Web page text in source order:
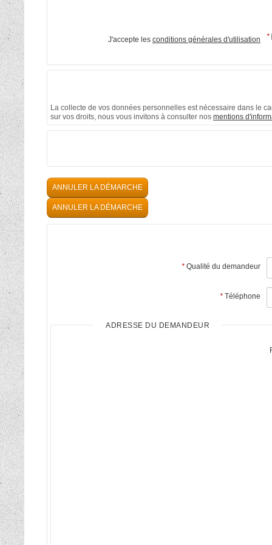
J'accepte les conditions générales d'utilisation *
La collecte de vos données personnelles est nécessaire dans le
sur vos droits, nous vous invitons à consulter nos mentions
ANNULER LA DÉMARCHE
ANNULER LA DÉMARCHE
* Qualité du demandeur
* Téléphone
ADRESSE DU DEMANDEUR